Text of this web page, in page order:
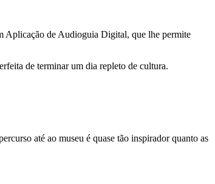
Aplicação de Audioguia Digital, que lhe permite
de terminar um dia repleto de cultura.
até ao museu é quase tão inspirador quanto as